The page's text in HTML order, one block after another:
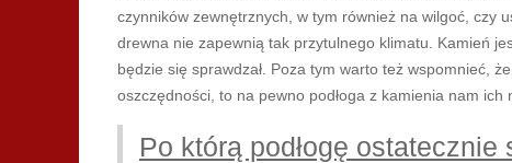
czynników zewnętrznych, w tym również na wilgoć, czy
drewna nie zapewnią tak przytulnego klimatu. Kamień
będzie się sprawdzał. Poza tym warto też wspomnieć,
oszczędności, to na pewno podłoga z kamienia nam ich
Po którą podłogę ostatecznie